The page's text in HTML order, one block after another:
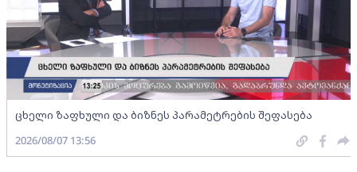
ცხელი ზაფხული და ბიზნეს პარამეტრების შეფასება
2026/08/07 13:56